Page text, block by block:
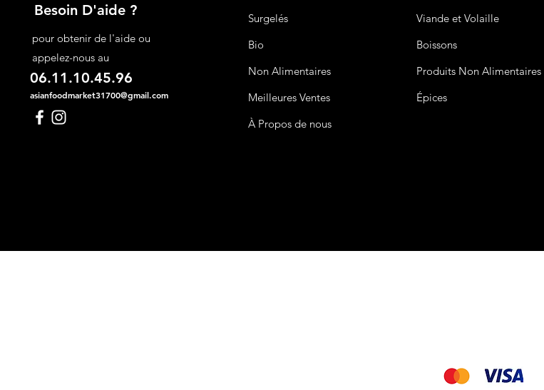
Besoin D'aide ?
pour obtenir de l'aide ou
appelez-nous au
06.11.10.45.96
asianfoodmarket31700@gmail.com
Surgelés
Bio
Non Alimentaires
Meilleures Ventes
À Propos de nous
Viande et Volaille
Boissons
Produits Non Alimentaires
Épices